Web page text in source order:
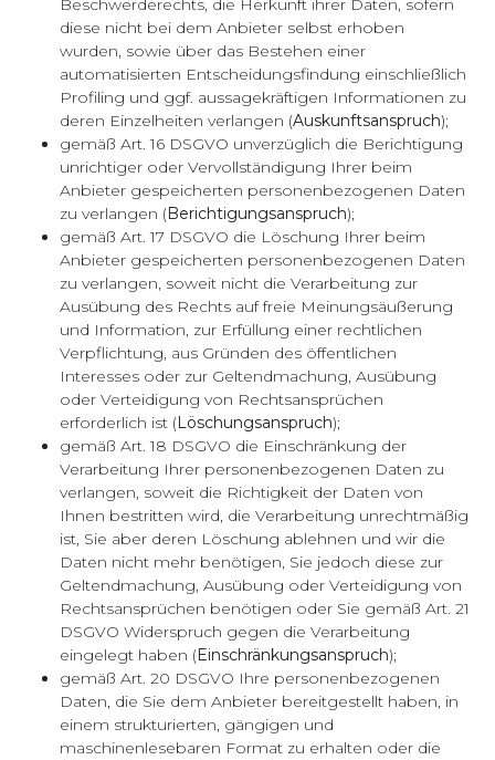
Beschwerderechts, die Herkunft ihrer Daten, sofern
diese nicht bei dem Anbieter selbst erhoben
wurden, sowie über das Bestehen einer
automatisierten Entscheidungsfindung einschließlich
Profiling und ggf. aussagekräftigen Informationen zu
deren Einzelheiten verlangen (Auskunftsanspruch);
gemäß Art. 16 DSGVO unverzüglich die Berichtigung
unrichtiger oder Vervollständigung Ihrer beim
Anbieter gespeicherten personenbezogenen Daten
zu verlangen (Berichtigungsanspruch);
gemäß Art. 17 DSGVO die Löschung Ihrer beim
Anbieter gespeicherten personenbezogenen Daten
zu verlangen, soweit nicht die Verarbeitung zur
Ausübung des Rechts auf freie Meinungsäußerung
und Information, zur Erfüllung einer rechtlichen
Verpflichtung, aus Gründen des öffentlichen
Interesses oder zur Geltendmachung, Ausübung
oder Verteidigung von Rechtsansprüchen
erforderlich ist (Löschungsanspruch);
gemäß Art. 18 DSGVO die Einschränkung der
Verarbeitung Ihrer personenbezogenen Daten zu
verlangen, soweit die Richtigkeit der Daten von
Ihnen bestritten wird, die Verarbeitung unrechtmäßig
ist, Sie aber deren Löschung ablehnen und wir die
Daten nicht mehr benötigen, Sie jedoch diese zur
Geltendmachung, Ausübung oder Verteidigung von
Rechtsansprüchen benötigen oder Sie gemäß Art. 21
DSGVO Widerspruch gegen die Verarbeitung
eingelegt haben (Einschränkungsanspruch);
gemäß Art. 20 DSGVO Ihre personenbezogenen
Daten, die Sie dem Anbieter bereitgestellt haben, in
einem strukturierten, gängigen und
maschinenlesebaren Format zu erhalten oder die